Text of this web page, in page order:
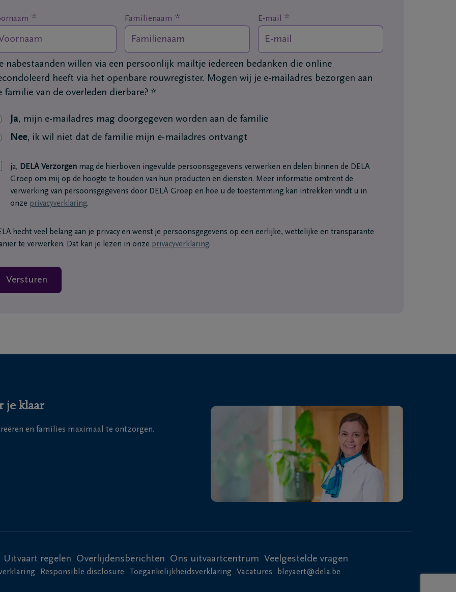
* Familienaam * E-mail *
nabestaanden willen via een persoonlijk mailtje iedereen bedanken die online
heeft via het openbare rouwregister. Mogen wij je e-mailadres bezorgen aan
familie van de overleden dierbare? *
Ja, mijn e-mailadres mag doorgegeven worden aan de familie
Nee, ik wil niet dat de familie mijn e-mailadres ontvangt
ja, DELA Verzorgenmag de hierboven ingevulde persoonsgegevens verwerken en delen binnen de DELA
Groep om mij op de hoogte te houden van hun producten en diensten. Meer informatie omtrent de
verwerking van persoonsgegevens door DELA Groep en hoe u de toestemming kan intrekken vindt u in
onze privacyverklaring.
hecht veel belang aan je privacy en wenst je persoonsgegevens op een eerlijke, wettelijke en transparante
te verwerken. Dat kan je lezen in onze privacyverklaring.
Versturen
je klaar
en families maximaal te ontzorgen.
Uitvaart regelen Overlijdensberichten Ons uitvaartcentrum Veelgestelde vragen
Responsible disclosure Toegankelijkheidsverklaring Vacatures bleyaert@dela.be